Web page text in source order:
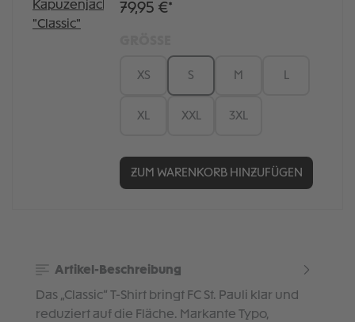
79,95 €*
XS S M
XL XXL 3XL
ZUM WARENKORB HINZUFÜGEN
Artikel-Beschreibung
Das „Classic“ T-Shirt bringt FC St. Pauli klar und
reduziert auf die Fläche. Markante Typo,